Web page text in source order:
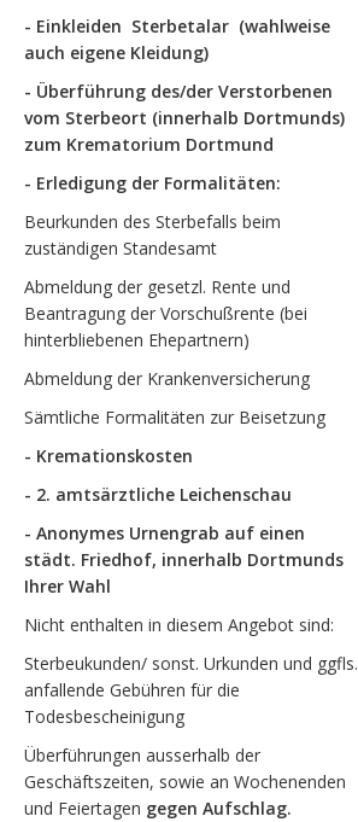
- Einkleiden Sterbetalar (wahlweise
auch eigene Kleidung)
- Überführung des/der Verstorbenen
vom Sterbeort (innerhalb Dortmunds)
zum Krematorium Dortmund
- Erledigung der Formalitäten:
Beurkunden des Sterbefalls beim
zuständigen Standesamt
Abmeldung der gesetzl. Rente und
Beantragung der Vorschußrente (bei
hinterbliebenen Ehepartnern)
Abmeldung der Krankenversicherung
Sämtliche Formalitäten zur Beisetzung
- Kremationskosten
- 2. amtsärztliche Leichenschau
- Anonymes Urnengrab auf einen
städt. Friedhof, innerhalb Dortmunds
Ihrer Wahl
Nicht enthalten in diesem Angebot sind:
Sterbeukunden/ sonst. Urkunden und ggfls.
anfallende Gebühren für die
Todesbescheinigung
Überführungen ausserhalb der
Geschäftszeiten, sowie an Wochenenden
und Feiertagen gegen Aufschlag.